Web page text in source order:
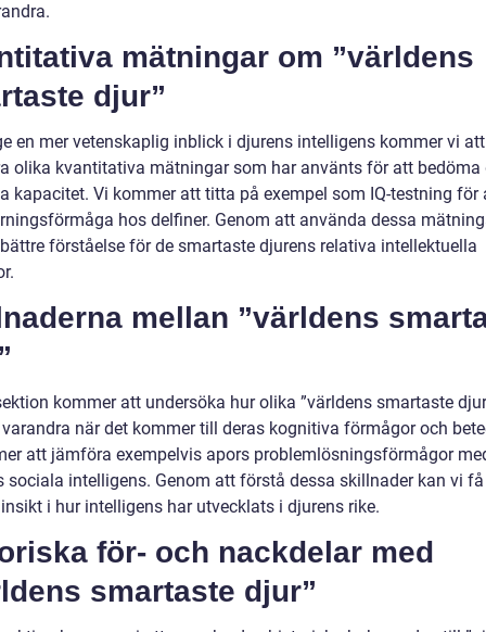
mätningar om ”världens
djur”
en mer vetenskaplig inblick i djurens intelligens kommer vi att
olika kvantitativa mätningar som har använts för att bedöma
kapacitet. Vi kommer att titta på exempel som IQ-testning för
hos delfiner. Genom att använda dessa
förståelse för de smartaste djurens relativa intellektuella
mellan ”världens
kommer att undersöka hur olika ”världens smartaste
när det kommer till deras kognitiva förmågor och
att jämföra exempelvis apors problemlösningsförmågor
sociala intelligens. Genom att förstå dessa skillnader kan vi
i hur intelligens har utvecklats i djurens rike.
för- och nackdelar med
smartaste djur”